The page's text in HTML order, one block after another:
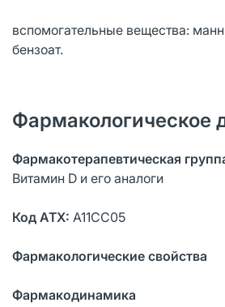
вспомогательные вещества:
бензоат.
Фармакологическое
Фармакотерапевтическая
Витамин D и его аналоги
Код АТХ: А11СС05
Фармакологические свойства
Фармакодинамика